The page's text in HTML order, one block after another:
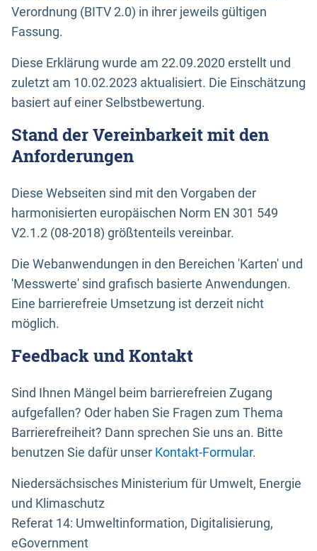
Verordnung (BITV 2.0) in ihrer jeweils gültigen
Fassung.
Diese Erklärung wurde am 22.09.2020 erstellt und
zuletzt am 10.02.2023 aktualisiert. Die Einschätzung
basiert auf einer Selbstbewertung.
Stand der Vereinbarkeit mit den
Anforderungen
Diese Webseiten sind mit den Vorgaben der
harmonisierten europäischen Norm EN 301 549
V2.1.2 (08-2018) größtenteils vereinbar.
Die Webanwendungen in den Bereichen 'Karten' und
'Messwerte' sind grafisch basierte Anwendungen.
Eine barrierefreie Umsetzung ist derzeit nicht
möglich.
Feedback und Kontakt
Sind Ihnen Mängel beim barrierefreien Zugang
aufgefallen? Oder haben Sie Fragen zum Thema
Barrierefreiheit? Dann sprechen Sie uns an. Bitte
benutzen Sie dafür unser Kontakt-Formular.
Niedersächsisches Ministerium für Umwelt, Energie
und Klimaschutz
Referat 14: Umweltinformation, Digitalisierung,
eGovernment